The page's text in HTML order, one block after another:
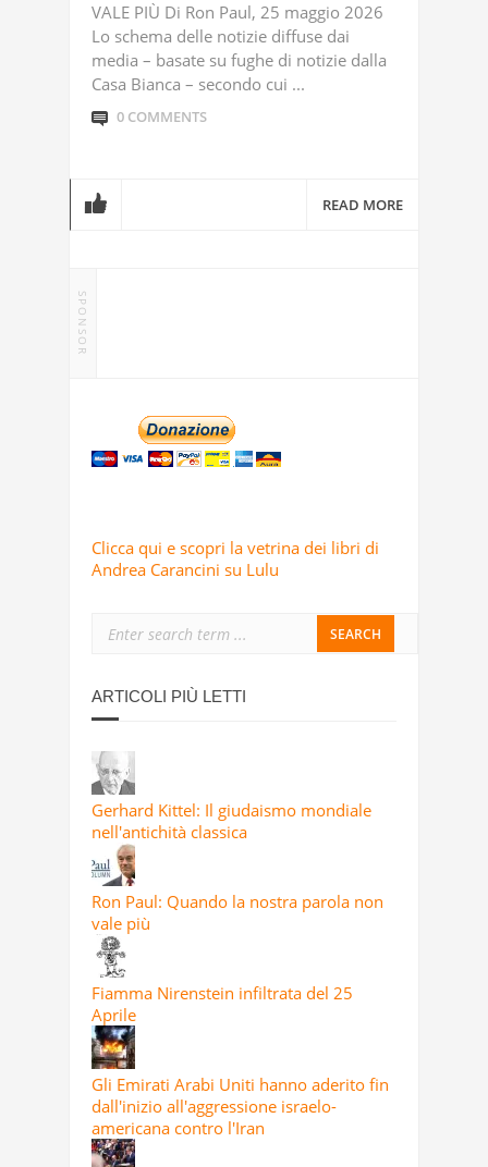
VALE PIÙ Di Ron Paul, 25 maggio 2026
Lo schema delle notizie diffuse dai
media – basate su fughe di notizie dalla
Casa Bianca – secondo cui ...
0 COMMENTS
READ MORE
SPONSOR
Clicca qui e scopri la vetrina dei libri di
Andrea Carancini su Lulu
ARTICOLI PIÙ LETTI
Gerhard Kittel: Il giudaismo mondiale
nell'antichità classica
Ron Paul: Quando la nostra parola non
vale più
Fiamma Nirenstein infiltrata del 25
Aprile
Gli Emirati Arabi Uniti hanno aderito fin
dall'inizio all'aggressione israelo-
americana contro l'Iran